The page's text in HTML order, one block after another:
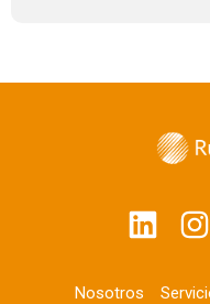
Nosotros